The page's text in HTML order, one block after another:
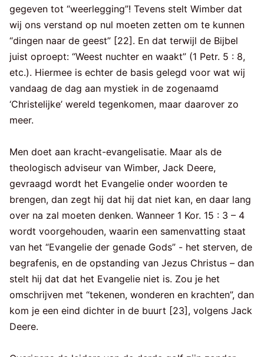
gegeven tot “weerlegging”! Tevens stelt Wimber dat
wij ons verstand op nul moeten zetten om te kunnen
“dingen naar de geest” [22]. En dat terwijl de Bijbel
juist oproept: “Weest nuchter en waakt” (1 Petr. 5 : 8,
etc.). Hiermee is echter de basis gelegd voor wat wij
vandaag de dag aan mystiek in de zogenaamd
‘Christelijke’ wereld tegenkomen, maar daarover zo
meer.
Men doet aan kracht-evangelisatie. Maar als de
theologisch adviseur van Wimber, Jack Deere,
gevraagd wordt het Evangelie onder woorden te
brengen, dan zegt hij dat hij dat niet kan, en daar lang
over na zal moeten denken. Wanneer 1 Kor. 15 : 3 – 4
wordt voorgehouden, waarin een samenvatting staat
van het “Evangelie der genade Gods” - het sterven, de
begrafenis, en de opstanding van Jezus Christus – dan
stelt hij dat dat het Evangelie niet is. Zou je het
omschrijven met “tekenen, wonderen en krachten”, dan
kom je een eind dichter in de buurt [23], volgens Jack
Deere.